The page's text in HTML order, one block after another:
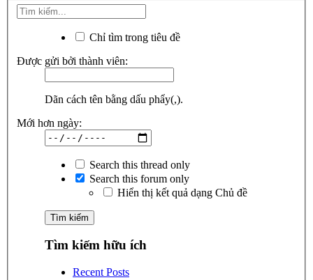
Chỉ tìm trong tiêu đề
Được gửi bởi thành viên:
Dãn cách tên bằng dấu phẩy(,).
Mới hơn ngày:
Search this thread only
Search this forum only
Hiển thị kết quả dạng Chủ đề
Tìm kiếm hữu ích
Recent Posts